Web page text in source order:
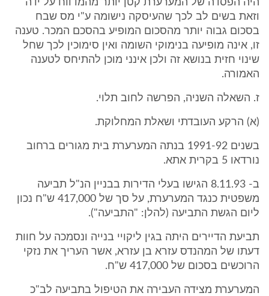
היה הפסדה של המערערת קטן יותר מהמדווח על ידה
וזאת בשים לב לכך שהעיסקה נישומה ע"י מס שבח
בסכום גבוה יותר מהסכום המופיע בהסכם המכר. טענה
זו, אינה מופיעה בנימוקי השומה ואין סימוכין לכך שחל
שינוי חזית בנושא זה ולכן אינני מוכן להתיחס לטענה
האמורה.
ז. השאלה השניה, הפרשה לחוב תלוי.
(א) הרקע העובדתי ושאלת המחלוקת.
בשנים 1991-92 בנתה המערערת בית מגורים ברחוב
נורדאו 5 בקרית אתא.
ב- 8.11.93 הגישו בעלי הדירות בבניין הנ"ל תביעה
משפטית כנגד המערערת, על סך של 417,000 ש"ח נכון
ליום הגשת התביעה (להלן: "התביעה").
תביעת הדיירים היתה בגין ליקויי בנייה ונסמכה על חוות
דעתו של המהנדס עזרא בן עזרא, אשר העריך את נזקי
הרוכשים בסכום של 417,000 ש"ח.
המערערת מצידה העבירה את הטיפול בתביעה לב"כ